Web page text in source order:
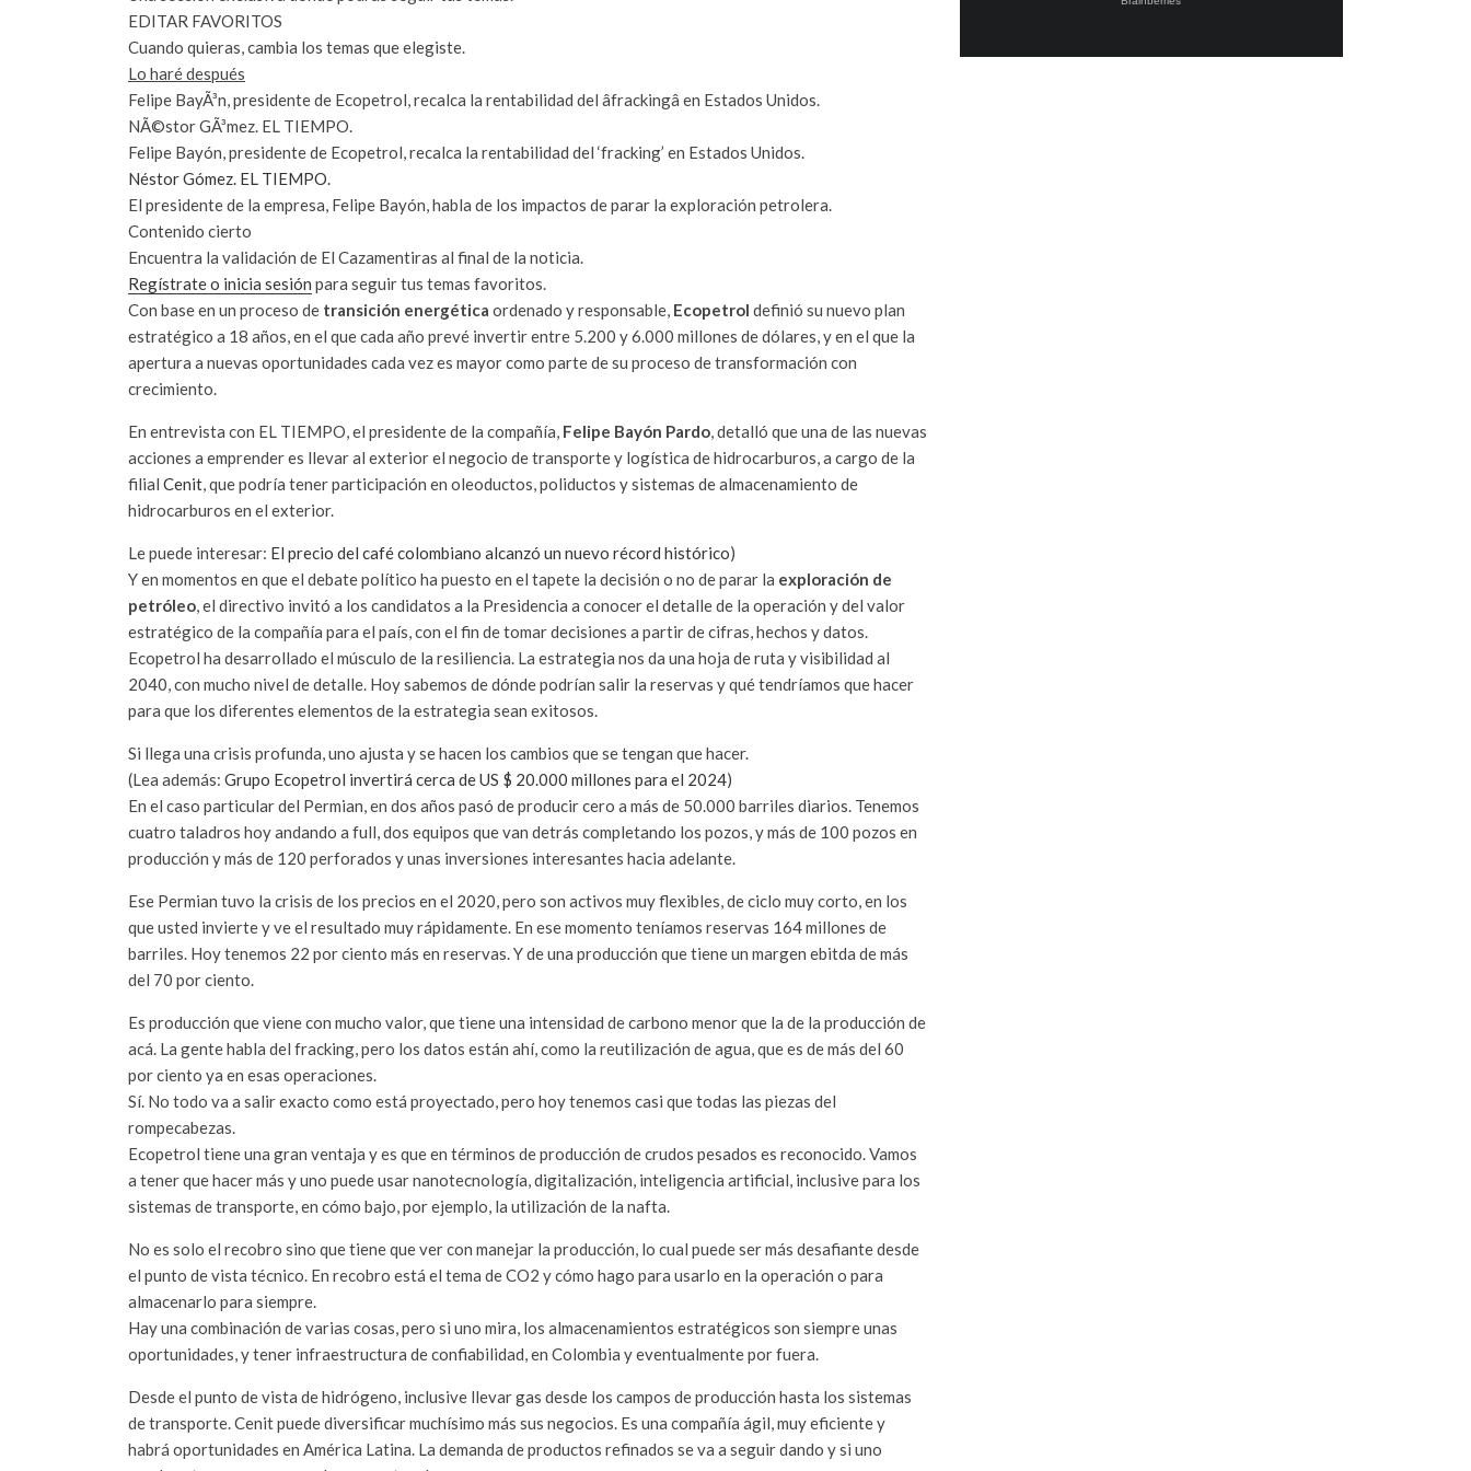
EDITAR FAVORITOS
Cuando quieras, cambia los temas que elegiste.
Lo haré después
Felipe BayÃ³n, presidente de Ecopetrol, recalca la rentabilidad del âfrackingâ en Estados Unidos.
NÃ©stor GÃ³mez. EL TIEMPO.
Felipe Bayón, presidente de Ecopetrol, recalca la rentabilidad del ‘fracking’ en Estados Unidos.
Néstor Gómez. EL TIEMPO.
El presidente de la empresa, Felipe Bayón, habla de los impactos de parar la exploración petrolera.
Contenido cierto
Encuentra la validación de El Cazamentiras al final de la noticia.
Regístrate o inicia sesión para seguir tus temas favoritos.
Con base en un proceso de transición energética ordenado y responsable, Ecopetrol definió su nuevo plan
estratégico a 18 años, en el que cada año prevé invertir entre 5.200 y 6.000 millones de dólares, y en el que la
apertura a nuevas oportunidades cada vez es mayor como parte de su proceso de transformación con
crecimiento.
En entrevista con EL TIEMPO, el presidente de la compañía, Felipe Bayón Pardo, detalló que una de las nuevas
acciones a emprender es llevar al exterior el negocio de transporte y logística de hidrocarburos, a cargo de la
filial Cenit, que podría tener participación en oleoductos, poliductos y sistemas de almacenamiento de
hidrocarburos en el exterior.
Le puede interesar: El precio del café colombiano alcanzó un nuevo récord histórico)
Y en momentos en que el debate político ha puesto en el tapete la decisión o no de parar la exploración de
petróleo, el directivo invitó a los candidatos a la Presidencia a conocer el detalle de la operación y del valor
estratégico de la compañía para el país, con el fin de tomar decisiones a partir de cifras, hechos y datos.
Ecopetrol ha desarrollado el músculo de la resiliencia. La estrategia nos da una hoja de ruta y visibilidad al
2040, con mucho nivel de detalle. Hoy sabemos de dónde podrían salir la reservas y qué tendríamos que hacer
para que los diferentes elementos de la estrategia sean exitosos.
Si llega una crisis profunda, uno ajusta y se hacen los cambios que se tengan que hacer.
(Lea además: Grupo Ecopetrol invertirá cerca de US $ 20.000 millones para el 2024)
En el caso particular del Permian, en dos años pasó de producir cero a más de 50.000 barriles diarios. Tenemos
cuatro taladros hoy andando a full, dos equipos que van detrás completando los pozos, y más de 100 pozos en
producción y más de 120 perforados y unas inversiones interesantes hacia adelante.
Ese Permian tuvo la crisis de los precios en el 2020, pero son activos muy flexibles, de ciclo muy corto, en los
que usted invierte y ve el resultado muy rápidamente. En ese momento teníamos reservas 164 millones de
barriles. Hoy tenemos 22 por ciento más en reservas. Y de una producción que tiene un margen ebitda de más
del 70 por ciento.
Es producción que viene con mucho valor, que tiene una intensidad de carbono menor que la de la producción de
acá. La gente habla del fracking, pero los datos están ahí, como la reutilización de agua, que es de más del 60
por ciento ya en esas operaciones.
Sí. No todo va a salir exacto como está proyectado, pero hoy tenemos casi que todas las piezas del
rompecabezas.
Ecopetrol tiene una gran ventaja y es que en términos de producción de crudos pesados es reconocido. Vamos
a tener que hacer más y uno puede usar nanotecnología, digitalización, inteligencia artificial, inclusive para los
sistemas de transporte, en cómo bajo, por ejemplo, la utilización de la nafta.
No es solo el recobro sino que tiene que ver con manejar la producción, lo cual puede ser más desafiante desde
el punto de vista técnico. En recobro está el tema de CO2 y cómo hago para usarlo en la operación o para
almacenarlo para siempre.
Hay una combinación de varias cosas, pero si uno mira, los almacenamientos estratégicos son siempre unas
oportunidades, y tener infraestructura de confiabilidad, en Colombia y eventualmente por fuera.
Desde el punto de vista de hidrógeno, inclusive llevar gas desde los campos de producción hasta los sistemas
de transporte. Cenit puede diversificar muchísimo más sus negocios. Es una compañía ágil, muy eficiente y
habrá oportunidades en América Latina. La demanda de productos refinados se va a seguir dando y si uno